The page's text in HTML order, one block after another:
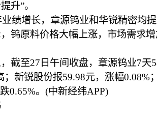
升”。
增长，章源钨业和华锐精密均
钨原料价格大幅上涨，市场需求
至27日午间收盘，章源钨业7天
；新锐股份报59.98元，涨幅0.08%
0.65%。(中新经纬APP)